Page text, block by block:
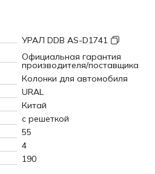
УРАЛ DDB AS-D1741
Официальная гарантия
производителя/поставщика
Колонки для автомобиля
URAL
Китай
с решеткой
55
4
190